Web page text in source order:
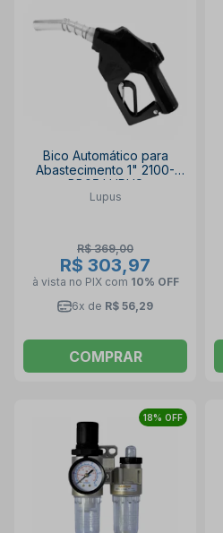
Bico Automático para
Abastecimento 1" 2100-
BB05 LUPUS
Lupus
R$ 369,00
R$ 303,97
à vista no PIX com 10% OFF
6x de R$ 56,29
COMPRAR
18% OFF